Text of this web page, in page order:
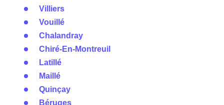
Villiers
Vouillé
Chalandray
Chiré-En-Montreuil
Latillé
Maillé
Quinçay
Béruges